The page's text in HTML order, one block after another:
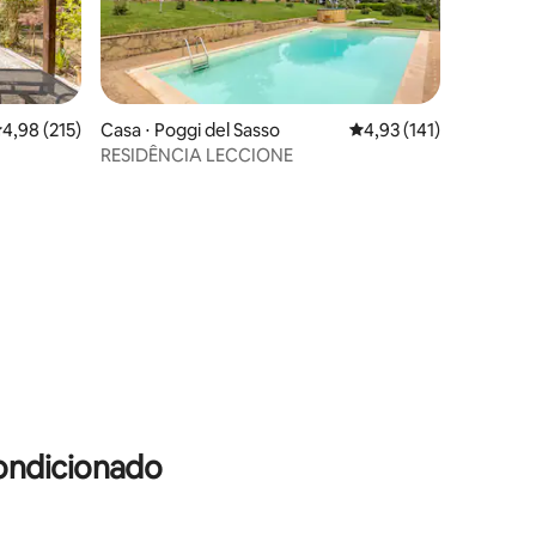
de uma avaliação média de 5, 215 avaliações
4,98 (215)
Casa ⋅ Poggi del Sasso 4,93 de uma avaliação
4,93 (141)
RESIDÊNCIA LECCIONE